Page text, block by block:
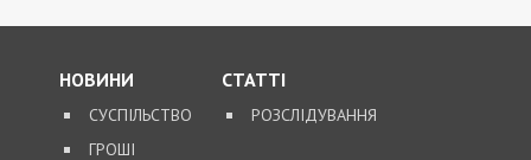
НОВИНИ
СУСПІЛЬСТВО
ГРОШІ
СТАТТІ
РОЗСЛІДУВАННЯ